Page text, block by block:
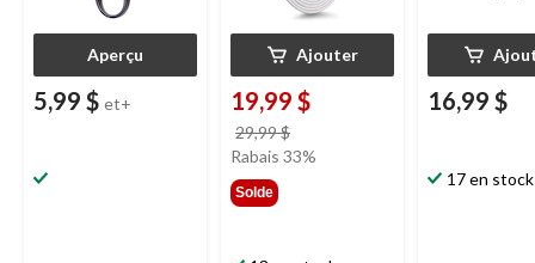
Aperçu
5,99 $ et+
Ajouter
19,99 $
29,99 $
était
Rabais 33%
Solde
16,99 $
17 en stock